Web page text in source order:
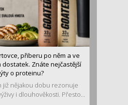
přiberu po něm a ve
dostatek. Znáte nejčastější
o proteinu?
již nějakou dobu rezonuje
i dlouhověkosti. Přesto...